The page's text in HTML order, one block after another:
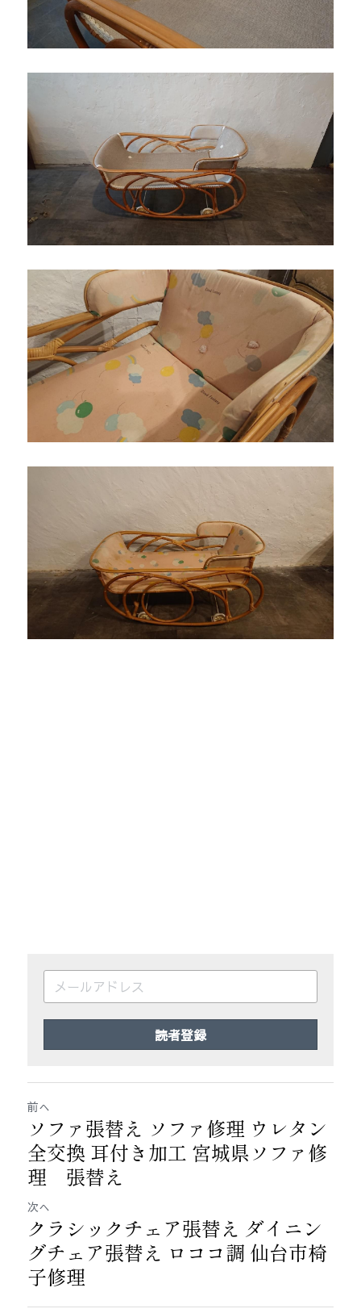
読者登録
前へ
ソファ張替え ソファ修理 ウレタン
全交換 耳付き加工 宮城県ソファ修
理 張替え
次へ
クラシックチェア張替え ダイニン
グチェア張替え ロココ調 仙台市椅
子修理